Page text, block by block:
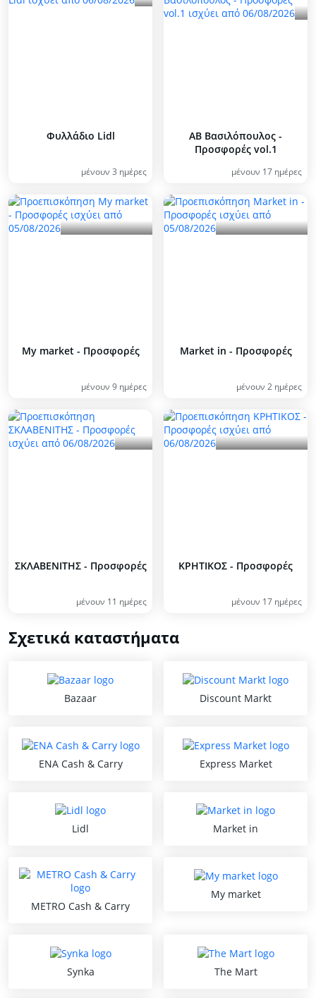
Φυλλάδιο Lidl
μένουν 3 ημέρες
ΑΒ Βασιλόπουλος -
Προσφορές vol.1
μένουν 17 ημέρες
My market - Προσφορές
μένουν 9 ημέρες
Market in - Προσφορές
μένουν 2 ημέρες
ΣΚΛΑΒΕΝΙΤΗΣ - Προσφορές
μένουν 11 ημέρες
ΚΡΗΤΙΚΟΣ - Προσφορές
μένουν 17 ημέρες
Σχετικά καταστήματα
Bazaar Discount Markt
ENA Cash & Carry Express Market
Lidl Market in
METRO Cash & Carry
My market
Synka The Mart